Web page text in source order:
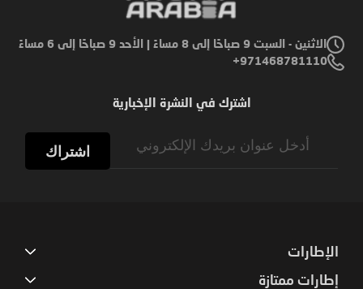
الاثنين - السبت 9 صباحًا إلى 8 مساءً | الأحد 9 صباحًا إلى 6 مساءً
971468781110+
اشترك في النشرة الإخبارية
اشتراك
الإطارات
إطارات ممتازة